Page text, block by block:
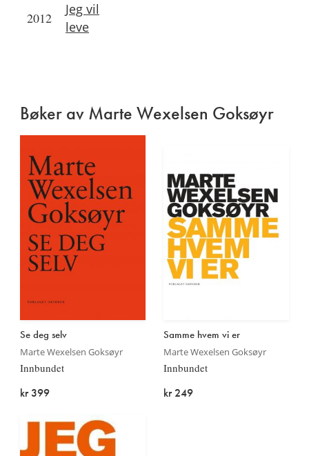
2012
Jeg vil
leve
Bøker av Marte Wexelsen Goksøyr
Se deg selv
Marte Wexelsen Goksøyr
Innbundet
kr 399
Samme hvem vi er
Marte Wexelsen Goksøyr
Innbundet
kr 249